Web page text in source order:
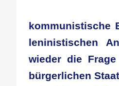
kommunistische
leninistischen
wieder die
bürgerlichen